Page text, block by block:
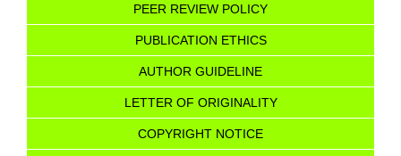
PEER REVIEW POLICY
PUBLICATION ETHICS
AUTHOR GUIDELINE
LETTER OF ORIGINALITY
COPYRIGHT NOTICE